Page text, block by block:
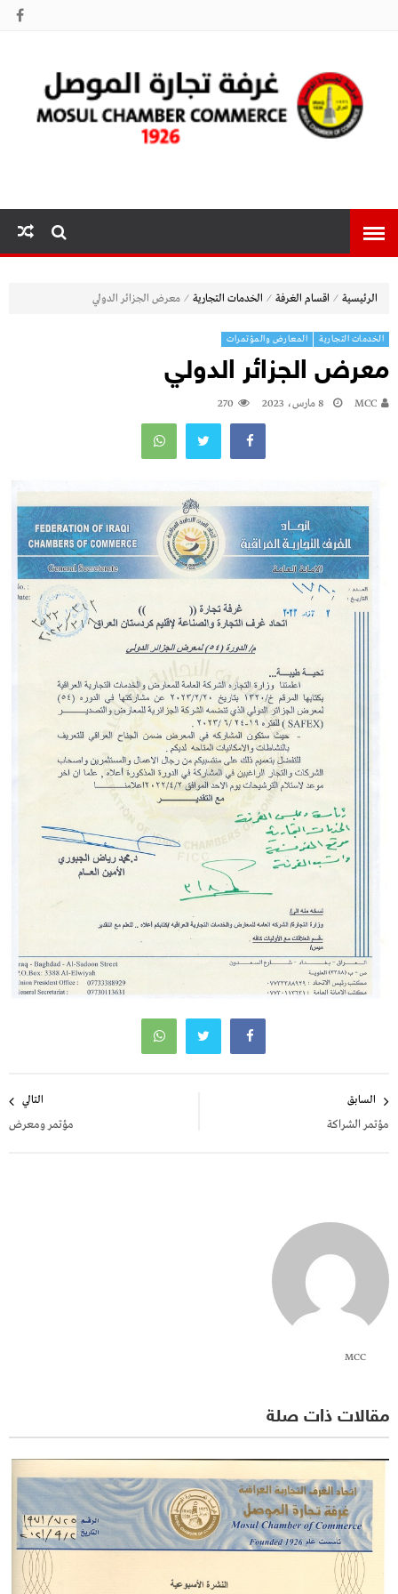
الموصل
الرئيسية ⁄ اقسام الغرفة ⁄ الخدمات التجارية ⁄ معرض الجزائر الدولي
الخدمات التجارية المعارض والمؤتمرات
معرض الجزائر الدولي
MCC 8 مارس، 2023 270
المقالات
السابق
مؤتمر الشراكة
التالي
مؤتمر ومعرض
MCC
مقالات ذات صلة